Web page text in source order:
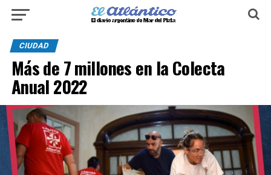
CIUDAD
Más de 7 millones en la Colecta
Anual 2022